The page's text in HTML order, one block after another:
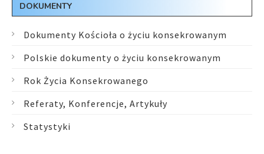
DOKUMENTY
Dokumenty Kościoła o życiu konsekrowanym
Polskie dokumenty o życiu konsekrowanym
Rok Życia Konsekrowanego
Referaty, Konferencje, Artykuły
Statystyki